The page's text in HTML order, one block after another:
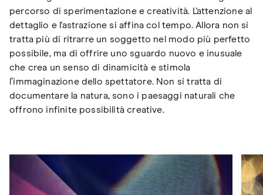
percorso di sperimentazione e creatività. L'attenzione al
dettaglio e l'astrazione si affina col tempo. Allora non si
tratta più di ritrarre un soggetto nel modo più perfetto
possibile, ma di offrire uno sguardo nuovo e inusuale
che crea un senso di dinamicità e stimola
l’immaginazione dello spettatore. Non si tratta di
documentare la natura, sono i paesaggi naturali che
offrono infinite possibilità creative.